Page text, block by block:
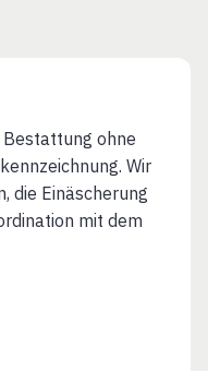
ohne
Wir
die Einäscherung
mit dem